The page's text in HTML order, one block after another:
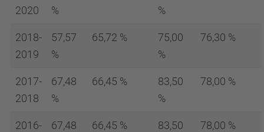
2020 % %
2018-
2019
57,57
%
65,72 %
75,00
%
76,30 %
2017-
2018
67,48
%
66,45 %
83,50
%
78,00 %
2016-
67,48
66,45 %
83,50
78,00 %